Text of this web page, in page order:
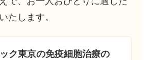
たします。
ク東京の免疫細胞治療の